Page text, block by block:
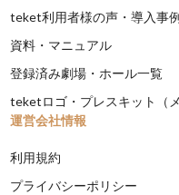
teket利用者様の声・導入事
資料・マニュアル
登録済み劇場・ホール一覧
teketロゴ・プレスキット（
運営会社情報
利用規約
プライバシーポリシー